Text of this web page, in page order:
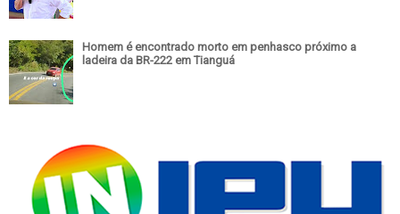
Homem é encontrado morto em penhasco próximo a
ladeira da BR-222 em Tianguá